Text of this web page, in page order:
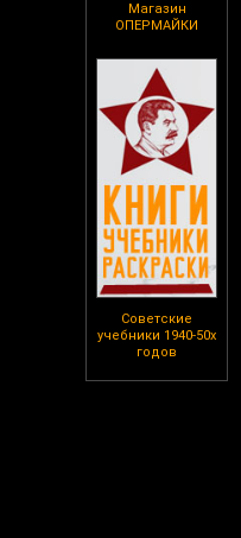
Магазин
ОПЕРМАЙКИ
Советские
учебники 1940-50х
годов